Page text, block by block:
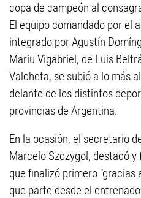
copa de campeón al
El equipo comandado por el
integrado por Agustín
Mariu Vigabriel, de Luis
Valcheta, se subió a lo más
delante de los distintos
provincias de Argentina.
En la ocasión, el secretario
Marcelo Szczygol, destacó
que finalizó primero
que parte desde el